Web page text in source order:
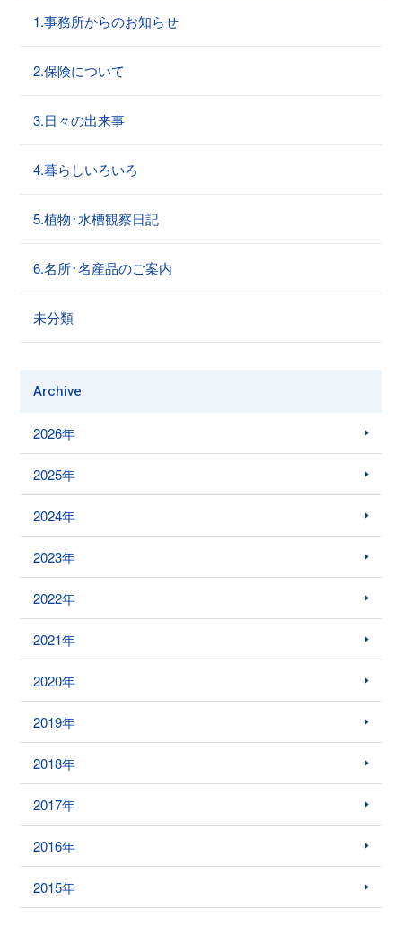
1.事務所からのお知らせ
2.保険について
3.日々の出来事
4.暮らしいろいろ
5.植物･水槽観察日記
6.名所･名産品のご案内
未分類
Archive
2026年
2025年
2024年
2023年
2022年
2021年
2020年
2019年
2018年
2017年
2016年
2015年